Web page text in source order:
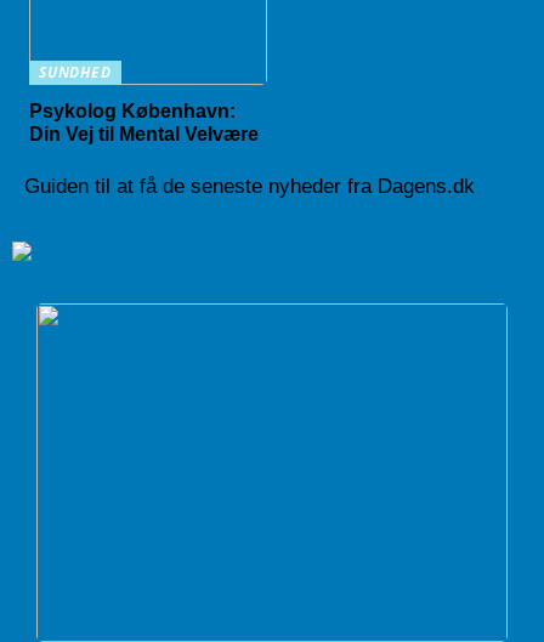
SUNDHED
Psykolog København:
Din Vej til Mental Velvære
Guiden til at få de seneste nyheder fra Dagens.dk